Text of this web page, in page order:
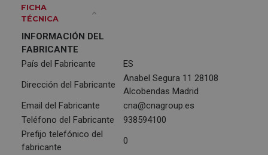
FICHA
TÉCNICA
INFORMACIÓN DEL
FABRICANTE
País del Fabricante
ES
Dirección del Fabricante
Anabel Segura 11 28108
Alcobendas Madrid
Email del Fabricante
cna@cnagroup.es
Teléfono del Fabricante
938594100
Prefijo telefónico del
fabricante
0